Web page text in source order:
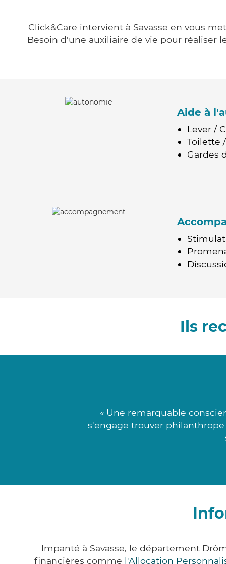
Click&Care intervient à Savasse en vous
Besoin d'une auxiliaire de vie pour réaliser
Aide à
Lever /
Toilette
Gardes
Ils
« Une remarquable
s'engage trouver
Impanté à Savasse, le département
financières comme l'Allocation